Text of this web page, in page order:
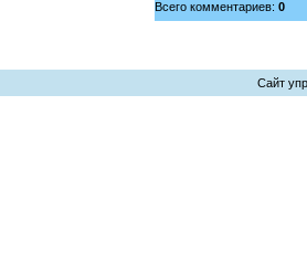
Всего комментариев: 0
Сайт